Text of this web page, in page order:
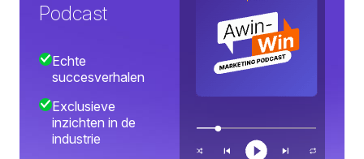
Podcast
Echte
succesverhalen
Exclusieve
inzichten in de
industrie